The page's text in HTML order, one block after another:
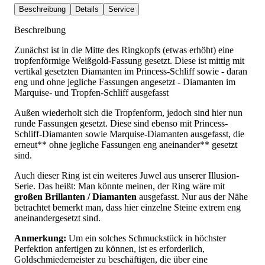
Beschreibung Details Service
Beschreibung
Zunächst ist in die Mitte des Ringkopfs (etwas erhöht) eine
tropfenförmige Weißgold-Fassung gesetzt. Diese ist mittig mit
vertikal gesetzten Diamanten im Princess-Schliff sowie - daran
eng und ohne jegliche Fassungen angesetzt - Diamanten im
Marquise- und Tropfen-Schliff ausgefasst
Außen wiederholt sich die Tropfenform, jedoch sind hier nun
runde Fassungen gesetzt. Diese sind ebenso mit Princess-
Schliff-Diamanten sowie Marquise-Diamanten ausgefasst, die
erneut** ohne jegliche Fassungen eng aneinander** gesetzt
sind.
Auch dieser Ring ist ein weiteres Juwel aus unserer Illusion-
Serie. Das heißt: Man könnte meinen, der Ring wäre mit
großen Brillanten / Diamanten ausgefasst. Nur aus der Nähe
betrachtet bemerkt man, dass hier einzelne Steine extrem eng
aneinandergesetzt sind.
Anmerkung: Um ein solches Schmuckstück in höchster
Perfektion anfertigen zu können, ist es erforderlich,
Goldschmiedemeister zu beschäftigen, die über eine